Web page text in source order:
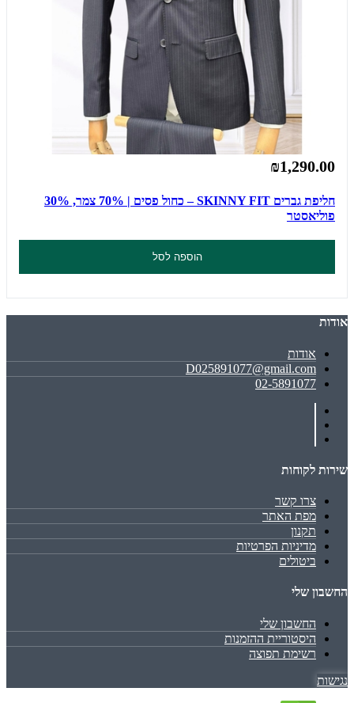
₪1,290.00
חליפת גברים SKINNY FIT – כחול פסים | 70% צמר, 30%
פוליאסטר
הוספה לסל
אודות
אודות
D025891077@gmail.com
02-5891077
שירות לקוחות
צרו קשר
מפת האתר
תקנון
מדיניות הפרטיות
ביטולים
החשבון שלי
החשבון שלי
היסטוריית ההזמנות
רשימת תפוצה
נגישות